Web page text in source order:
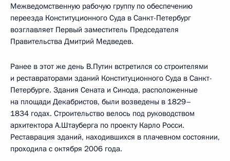
Межведомственную рабочую группу по обеспечению
переезда Конституционного Суда в Санкт-Петербург
возглавляет Первый заместитель Председателя
Правительства Дмитрий Медведев.
Ранее в этот же день В.Путин встретился со строителями
и реставраторами зданий Конституционного Суда в Санкт-
Петербурге. Здания Сената и Синода, расположенные
на площади Декабристов, были возведены в 1829–
1834 годах. Строительство велось под руководством
архитектора А.Штауберга по проекту Карло Росси.
Реставрация зданий, находившихся в плачевном состоянии,
проходила с октября 2006 года.